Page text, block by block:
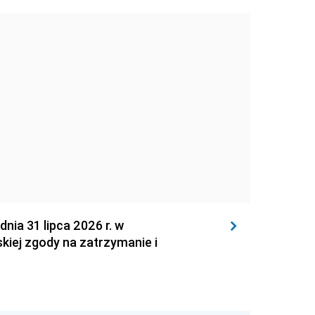
31 lipca 2026 r. w
zgody na zatrzymanie i